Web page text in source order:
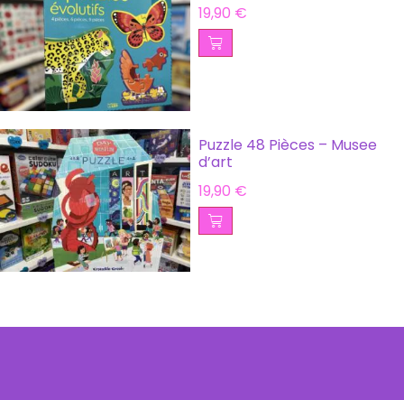
19,90 €
Puzzle 48 Pièces – Musee
d’art
19,90 €